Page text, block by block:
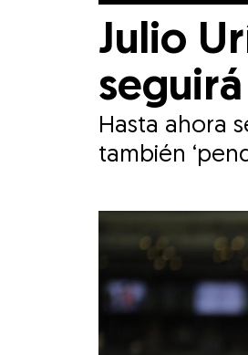
Julio
Hasta ahora
también